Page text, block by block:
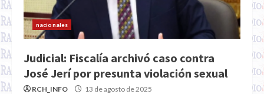
nacionales
Judicial: Fiscalía archivó caso contra
José Jerí por presunta violación sexual
RCH_INFO 13 de agosto de 2025